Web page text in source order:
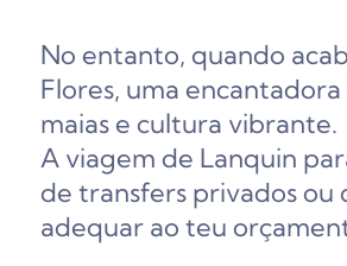
No entanto, quando
Flores, uma
maias e cultura vibrante.
A viagem de Lanquin
de transfers privados ou
adequar ao teu